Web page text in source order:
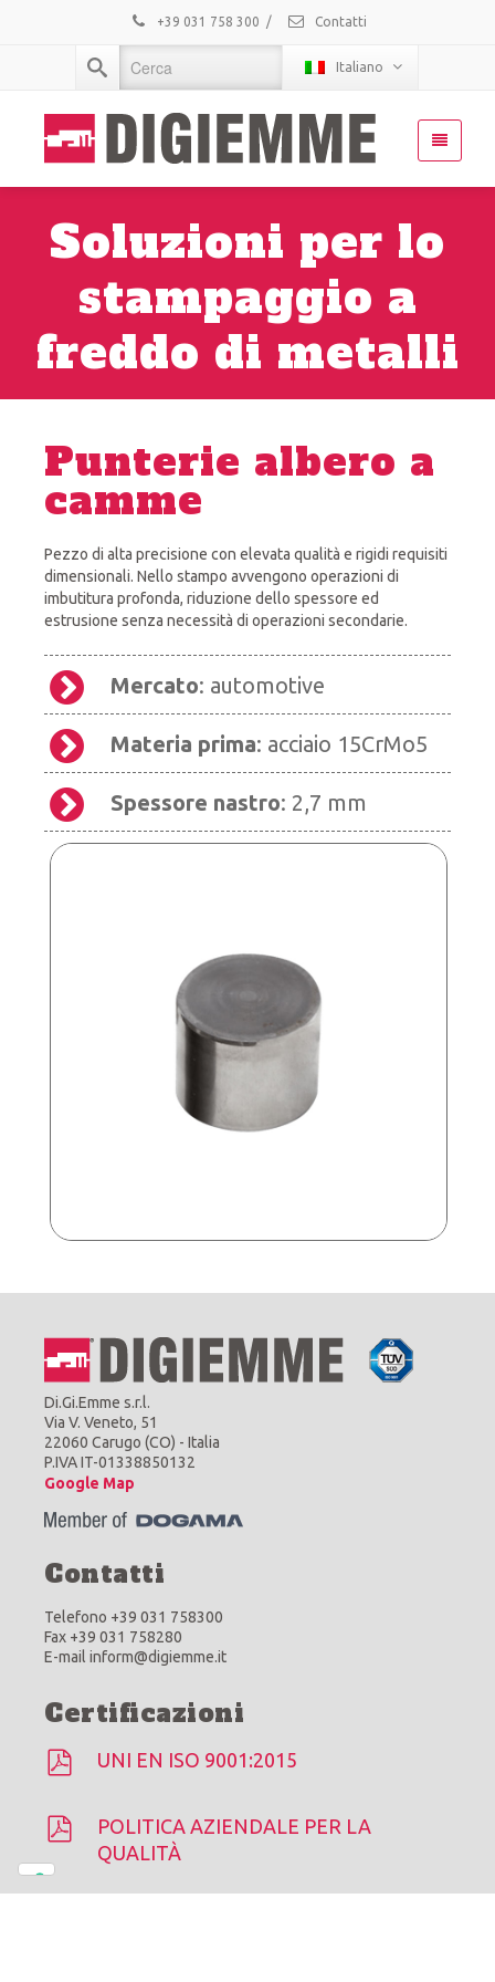
+39 031 758 300 / Contatti
Italiano
Soluzioni per lo
stampaggio a
freddo di metalli
Punterie albero a
camme
Pezzo di alta precisione con elevata qualità e rigidi requisiti
dimensionali. Nello stampo avvengono operazioni di
imbutitura profonda, riduzione dello spessore ed
estrusione senza necessità di operazioni secondarie.
Mercato: automotive
Materia prima: acciaio 15CrMo5
Spessore nastro: 2,7 mm
Di.Gi.Emme s.r.l.
Via V. Veneto, 51
22060 Carugo (CO) - Italia
P.IVA IT-01338850132
Google Map
Contatti
Telefono +39 031 758300
Fax +39 031 758280
E-mail inform@digiemme.it
Certificazioni
UNI EN ISO 9001:2015
POLITICA AZIENDALE PER LA
QUALITÀ